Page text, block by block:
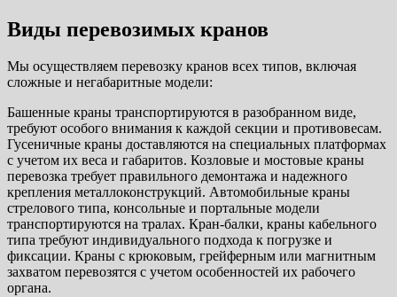
Виды перевозимых кранов
Мы осуществляем перевозку кранов всех типов, включая
сложные и негабаритные модели:
Башенные краны транспортируются в разобранном виде,
требуют особого внимания к каждой секции и противовесам.
Гусеничные краны доставляются на специальных платформах
с учетом их веса и габаритов. Козловые и мостовые краны
перевозка требует правильного демонтажа и надежного
крепления металлоконструкций. Автомобильные краны
стрелового типа, консольные и портальные модели
транспортируются на тралах. Кран-балки, краны кабельного
типа требуют индивидуального подхода к погрузке и
фиксации. Краны с крюковым, грейферным или магнитным
захватом перевозятся с учетом особенностей их рабочего
органа.